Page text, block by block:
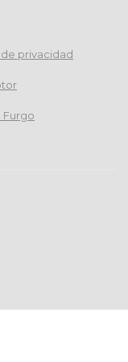
privacidad
Furgo